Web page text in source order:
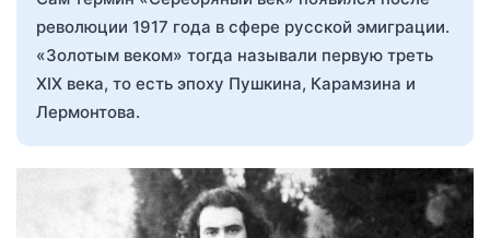
революции 1917 года в сфере русской эмиграции.
«Золотым веком» тогда называли первую треть
XIX века, то есть эпоху Пушкина, Карамзина и
Лермонтова.